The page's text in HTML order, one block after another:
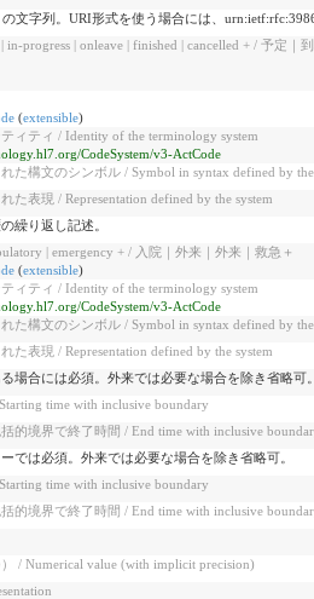
文字列。URI形式を使う場合には、
in-progress | onleave | finished | cancelled + / 予定
(extensible)
ィティ / Identity of the terminology system
CodeSystem/v3-ActCode
た構文のシンボル / Symbol in syntax defined by the
た表現 / Representation defined by the system
繰り返し記述。
| emergency + / 入院｜外来｜外来｜救急＋
(extensible)
ィティ / Identity of the terminology system
CodeSystem/v3-ActCode
た構文のシンボル / Symbol in syntax defined by the
た表現 / Representation defined by the system
場合には必須。外来では必要な場合を除き省略可。
time with inclusive boundary
的境界で終了時間 / End time with inclusive
では必須。外来では必要な場合を除き省略可。
time with inclusive boundary
的境界で終了時間 / End time with inclusive
/ Numerical value (with implicit precision)